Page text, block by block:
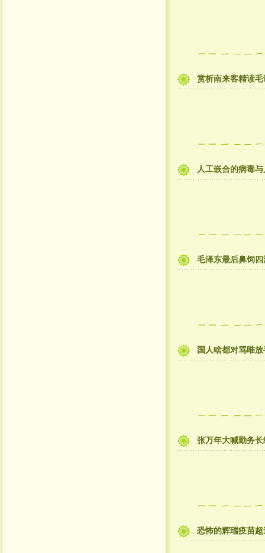
赏析南来客精读
人工嵌合的病毒
毛泽东最后鼻饲
国人啥都对骂唯
张万年大喊勤务
恐怖的辉瑞疫苗